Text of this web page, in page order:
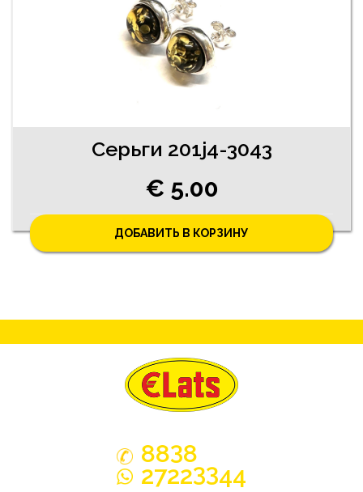
Серьги 201j4-3043
€ 5.00
ДОБАВИТЬ В КОРЗИНУ
8838
27223344